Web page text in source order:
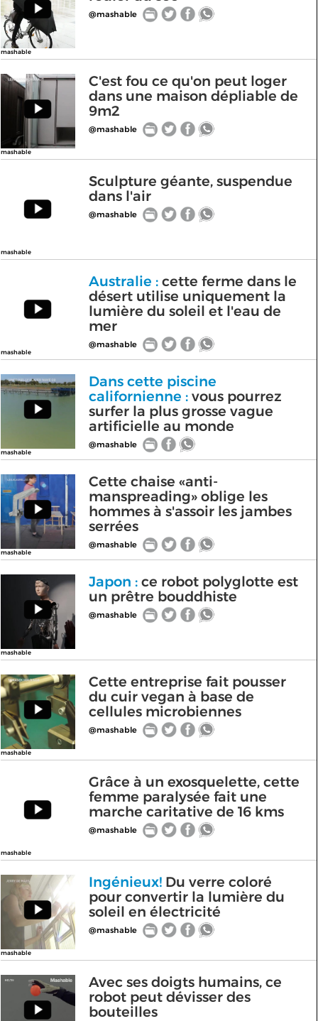
mashable
@mashable
mashable
C'est fou ce qu'on peut loger
dans une maison dépliable de
9m2
@mashable
mashable
Sculpture géante, suspendue
dans l'air
@mashable
mashable
Australie :cette ferme dans le
désert utilise uniquement la
lumière du soleil et l'eau de
mer
@mashable
mashable
Dans cette piscine
californienne :vous pourrez
surfer la plus grosse vague
artificielle au monde
@mashable
mashable
Cette chaise «anti-
manspreading» oblige les
hommes à s'assoir les jambes
serrées
@mashable
mashable
Japon :ce robot polyglotte est
un prêtre bouddhiste
@mashable
mashable
Cette entreprise fait pousser
du cuir vegan à base de
cellules microbiennes
@mashable
mashable
Grâce à un exosquelette, cette
femme paralysée fait une
marche caritative de 16 kms
@mashable
mashable
Ingénieux!Du verre coloré
pour convertir la lumière du
soleil en électricité
@mashable
Avec ses doigts humains, ce
robot peut dévisser des
bouteilles